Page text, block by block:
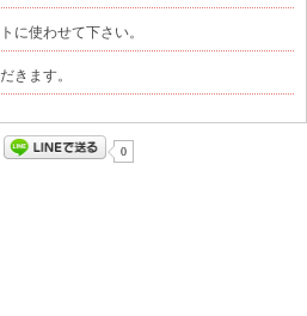
に使わせて下さい。
きます。
0